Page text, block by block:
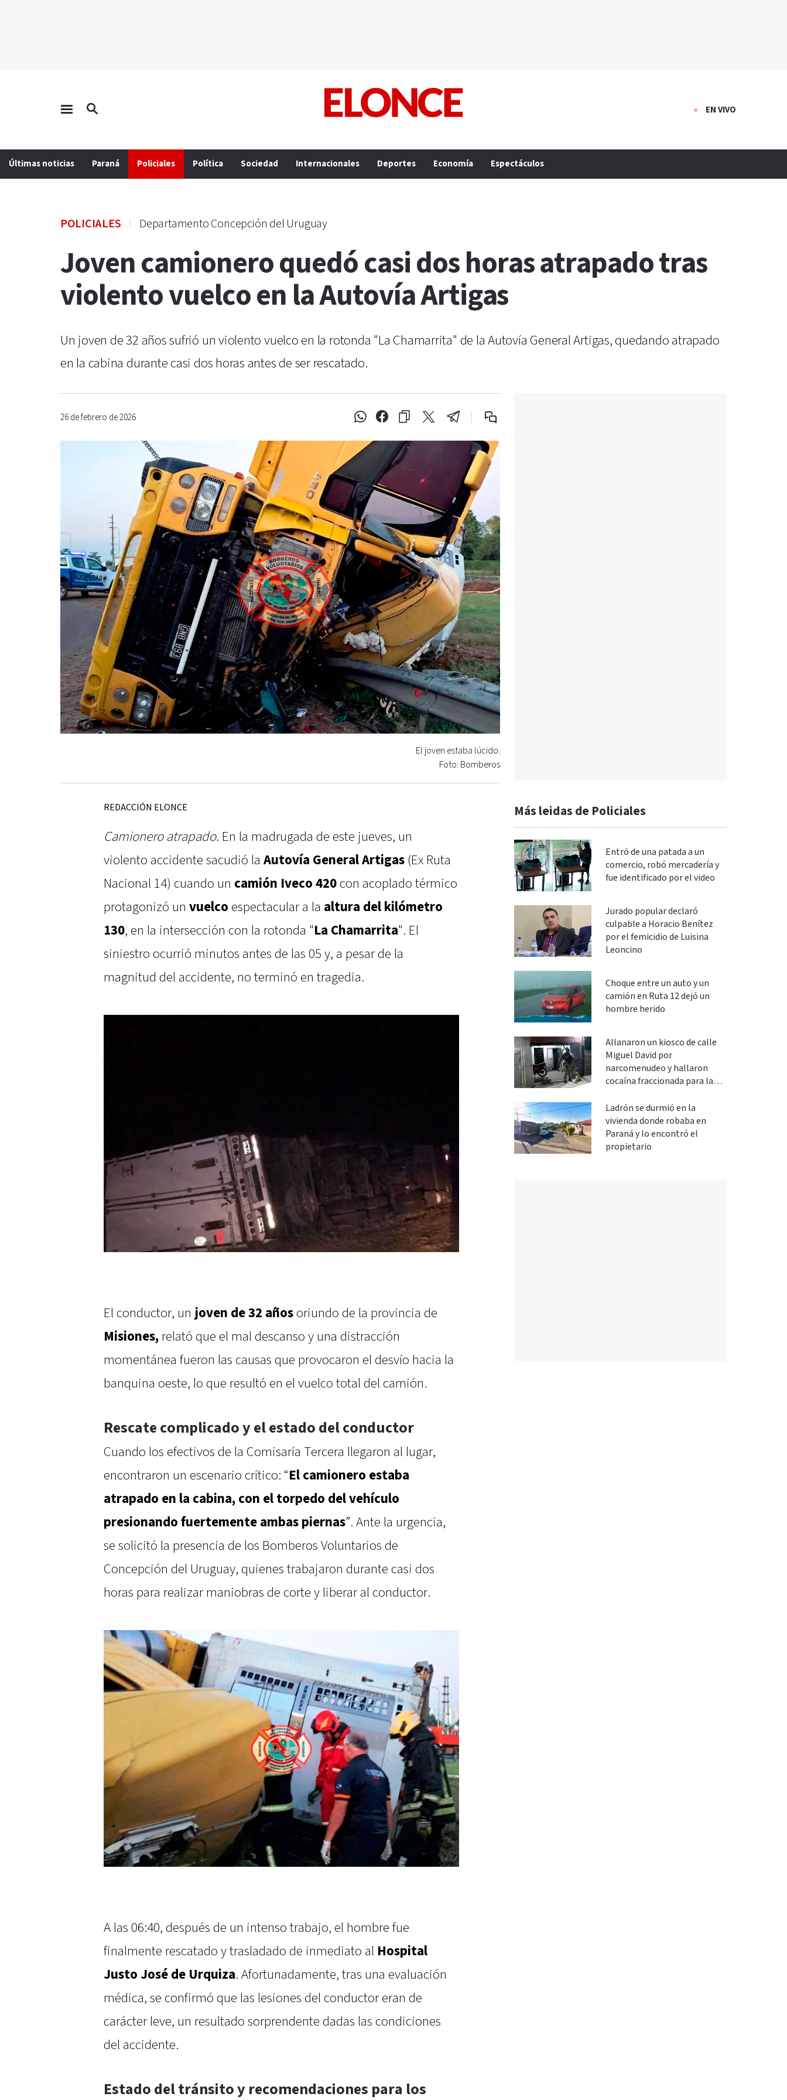
EN VIVO
Últimas noticias Paraná Policiales Política Sociedad Internacionales Deportes Economía Espectáculos
POLICIALES Departamento Concepción del Uruguay
Joven camionero quedó casi dos horas atrapado tras
violento vuelco en la Autovía Artigas
Un joven de 32 años sufrió un violento vuelco en la rotonda "La Chamarrita" de la Autovía General Artigas, quedando atrapado
en la cabina durante casi dos horas antes de ser rescatado.
26 de febrero de 2026
El joven estaba lúcido.
Foto: Bomberos
REDACCIÓN ELONCE
Camionero atrapado. En la madrugada de este jueves, un
violento accidente sacudió la Autovía General Artigas (Ex Ruta
Nacional 14) cuando un camión Iveco 420con acoplado térmico
protagonizó un vuelco espectacular a la altura del kilómetro
130, en la intersección con la rotonda "La Chamarrita". El
siniestro ocurrió minutos antes de las 05 y, a pesar de la
magnitud del accidente, no terminó en tragedia.
El conductor, un joven de 32 añosoriundo de la provincia de
Misiones, relató que el mal descanso y una distracción
momentánea fueron las causas que provocaron el desvío hacia la
banquina oeste, lo que resultó en el vuelco total del camión.
Rescate complicado y el estado del conductor
Cuando los efectivos de la Comisaría Tercera llegaron al lugar,
encontraron un escenario crítico: “El camionero estaba
atrapado en la cabina, con el torpedo del vehículo
presionando fuertemente ambas piernas”. Ante la urgencia,
se solicitó la presencia de los Bomberos Voluntarios de
Concepción del Uruguay, quienes trabajaron durante casi dos
horas para realizar maniobras de corte y liberar al conductor.
A las 06:40, después de un intenso trabajo, el hombre fue
finalmente rescatado y trasladado de inmediato al Hospital
Justo José de Urquiza. Afortunadamente, tras una evaluación
médica, se confirmó que las lesiones del conductor eran de
carácter leve, un resultado sorprendente dadas las condiciones
del accidente.
Estado del tránsito y recomendaciones para los
Más leidas de Policiales
Entró de una patada a un
comercio, robó mercadería y
fue identificado por el video
Jurado popular declaró
culpable a Horacio Benítez
por el femicidio de Luisina
Leoncino
Choque entre un auto y un
camión en Ruta 12 dejó un
hombre herido
Allanaron un kiosco de calle
Miguel David por
narcomenudeo y hallaron
cocaína fraccionada para la
Ladrón se durmió en la
vivienda donde robaba en
Paraná y lo encontró el
propietario